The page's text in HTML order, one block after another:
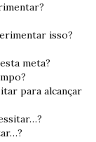
isso?
meta?
para alcançar